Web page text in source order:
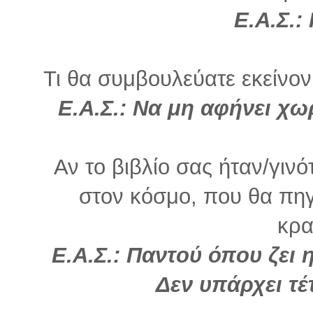
Ε.Α.Σ.:
Τι θα συμβουλεύατε
Ε.Α.Σ.: Να μη αφήνει
Αν το βιβλίο σας ήταν/
στον κόσμο, που θα
Ε.Α.Σ.: Παντού όπου ζει
Δεν υπάρχει